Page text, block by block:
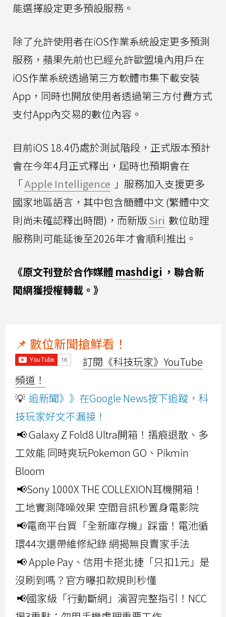
能選擇設定更多預設服務。
除了允許使用者在iOS作業系統設定更多預測
服務，蘋果先前也已經允許歐盟境內用戶在
iOS作業系統透過第三方軟體市集下載安裝
App，同時也開放使用者透過第三方付費方式
支付App內交易的數位內容。
目前iOS 18.4仍處於測試階段，正式版本預計
會在今年4月正式釋出，屆時也預期會在
「Apple Intelligence 」服務加入支援更多
國家地區語言，其中包含簡體中文 (繁體中文
則尚未確認釋出時間)，而新版Siri 數位助理
服務則可能延後至2026年才會順利推出。
《原文刊登於合作媒體 mashdigi ，聯合新
聞網獲授權轉載。》
📌 數位新聞搶鮮看！
訂閱《科技玩家》YouTube
頻道！
💡 追新聞》》在Google News按下追蹤，科
技玩家好文不漏接！
📢 Galaxy Z Fold8 Ultra開箱！摺痕退散、多
工效能 同時爽玩Pokemon GO、Pikmin
Bloom
📢Sony 1000X THE COLLEXION耳機開箱！
工地實測降噪效果 空間音訊秒置身電影院
📢電商平台買「全新庫存機」踩雷！電池循
環44次還帶維修紀錄 網揭無良賣家手法
📢 Apple Pay、信用卡搭北捷「只扣1元」是
沒刷到嗎？官方曝扣款規則秒懂
📢國家級「行動斷網」演習完整指引！NCC